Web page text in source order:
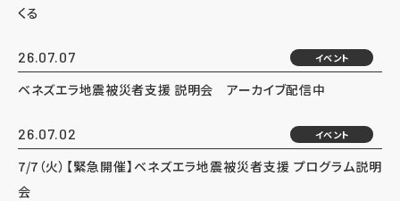
くる
26.07.07 イベント
ベネズエラ地震被災者支援 説明会 アーカイブ配信中
26.07.02 イベント
7/7（火）【緊急開催】ベネズエラ地震被災者支援 プログラム説明
会